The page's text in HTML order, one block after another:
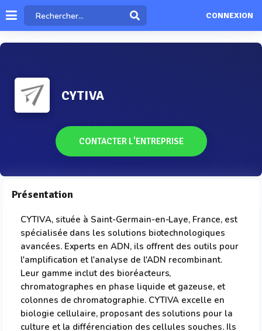
CONNEXION
CYTIVA
CONTACTER L'ENTREPRISE
Présentation
CYTIVA, située à Saint-Germain-en-Laye, France, est
spécialisée dans les solutions biotechnologiques
avancées. Experts en ADN, ils offrent des outils pour
l'amplification et l'analyse de l'ADN recombinant.
Leur gamme inclut des bioréacteurs,
chromatographes en phase liquide et gazeuse, et
colonnes de chromatographie. CYTIVA excelle en
biologie cellulaire, proposant des solutions pour la
culture et la différenciation des cellules souches. Ils